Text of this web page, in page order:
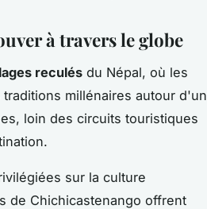
à travers le globe
reculés du Népal, où les
millénaires autour d'un
loin des circuits touristiques
sur la culture
de Chichicastenango offrent